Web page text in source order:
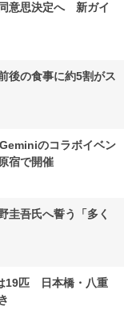
意思決定へ 新ガイ
後の食事に約5割がス
のコラボイベン
宿で開催
圭吾氏へ誓う「多く
19匹 日本橋・八重